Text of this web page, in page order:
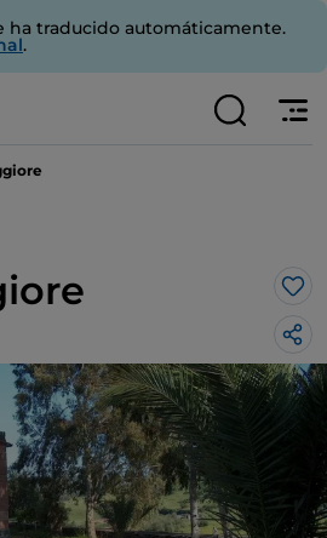
ha traducido automáticamente.
.
Me